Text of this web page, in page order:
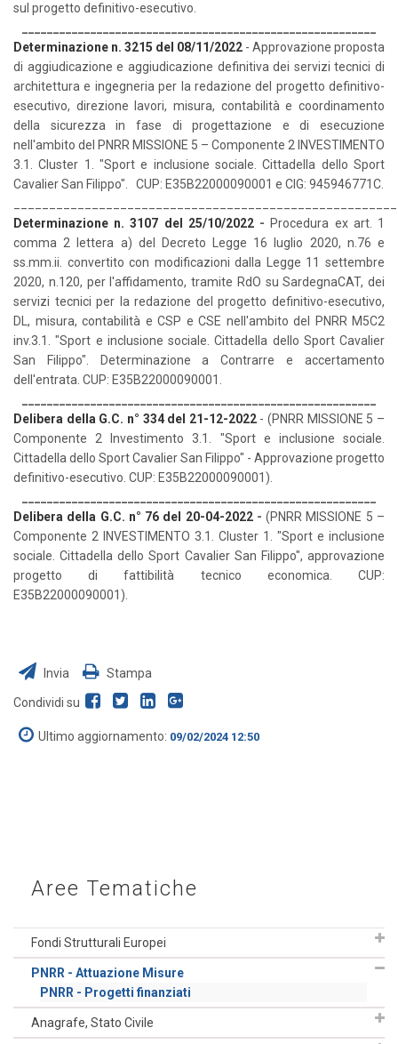
sul progetto definitivo-esecutivo.
Determinazione n. 3215 del 08/11/2022 - Approvazione proposta
di aggiudicazione e aggiudicazione definitiva dei servizi tecnici di
architettura e ingegneria per la redazione del progetto definitivo-
esecutivo, direzione lavori, misura, contabilità e coordinamento
della sicurezza in fase di progettazione e di esecuzione
nell'ambito del PNRR MISSIONE 5 – Componente 2 INVESTIMENTO
3.1. Cluster 1. "Sport e inclusione sociale. Cittadella dello Sport
Cavalier San Filippo". CUP: E35B22000090001 e CIG: 945946771C.
Determinazione n. 3107 del 25/10/2022- Procedura ex art. 1
comma 2 lettera a) del Decreto Legge 16 luglio 2020, n.76 e
ss.mm.ii. convertito con modificazioni dalla Legge 11 settembre
2020, n.120, per l'affidamento, tramite RdO su SardegnaCAT, dei
servizi tecnici per la redazione del progetto definitivo-esecutivo,
DL, misura, contabilità e CSP e CSE nell'ambito del PNRR M5C2
inv.3.1. "Sport e inclusione sociale. Cittadella dello Sport Cavalier
San Filippo". Determinazione a Contrarre e accertamento
dell'entrata. CUP: E35B22000090001.
Delibera della G.C. n° 334 del 21-12-2022- (PNRR MISSIONE 5 –
Componente 2 Investimento 3.1. "Sport e inclusione sociale.
Cittadella dello Sport Cavalier San Filippo" - Approvazione progetto
definitivo-esecutivo. CUP: E35B22000090001).
Delibera della G.C. n° 76 del 20-04-2022-(PNRR MISSIONE 5 –
Componente 2 INVESTIMENTO 3.1. Cluster 1. "Sport e inclusione
sociale. Cittadella dello Sport Cavalier San Filippo", approvazione
progetto di fattibilità tecnico economica. CUP:
E35B22000090001).
Invia Stampa
Condividi su
Ultimo aggiornamento: 09/02/2024 12:50
Aree Tematiche
Fondi Strutturali Europei
PNRR - Attuazione Misure
PNRR - Progetti finanziati
Anagrafe, Stato Civile